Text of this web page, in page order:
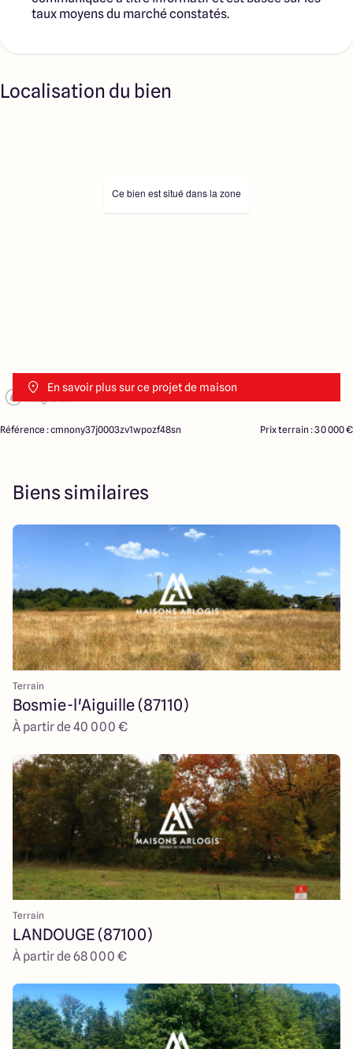
taux moyens du marché constatés.
Localisation du bien
En savoir plus sur ce projet de maison
Ce bien est situé dans la zone
Référence : cmnony37j0003zv1wpozf48sn Prix terrain : 30 000 €
Biens similaires
Terrain
Bosmie-l'Aiguille (87110)
À partir de 40 000 €
Terrain
LANDOUGE (87100)
À partir de 68 000 €